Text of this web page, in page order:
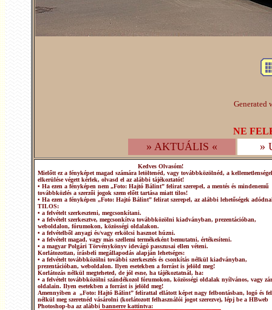
Generated
NE
» AKTUÁLIS « »
Kedves Olvasóm!
Mielőtt ez a fényképet magad számára letöltenéd, vagy továbbközölnéd, a
elkerülése végett kérlek, olvasd el az alábbi tájékoztatót!
• Ha ezen a fényképen nem „Foto: Hajtó Bálint” felirat szerepel, a mentés és mindenemű
továbbközlés a szerzői jogok szem előtt tartása miatt tilos!
• Ha ezen a fényképen „Foto: Hajtó Bálint” felirat szerepel, az alábbi lehetőségek
TILOS:
• a felvételt szerkeszteni, megcsonkítani.
• a felvételt szerkesztve, megcsonkítva továbbközölni kiadványban, prezentációban,
weboldalon, fórumokon, közösségi oldalakon.
• a felvételből anyagi és/vagy erkölcsi hasznot húzni.
• a felvételt magad, vagy más szellemi termékeként bemutatni, értékesíteni.
• a magyar Polgári Törvénykönyv idevágó passzusai ellen véteni.
Korlátozottan, írásbeli megállapodás alapján lehetséges:
• a felvételt továbbközölni további szerkesztés és csonkítás nélkül kiadványban,
prezentációban, weboldalon. Ilyen esetekben a forrást is jelöld meg!
Korlátozás nélkül megteheted, de jól esne, ha tájékoztatnál, ha:
• a felvételt továbbközölni szándékozol fórumokon, közösségi oldalak nyílvános, vagy
oldalain. Ilyen esetekben a forrást is jelöld meg!
Amennyiben a „Foto: Hajtó Bálint” felirattal ellátott képet nagy felbontásban, logó és
nélkül meg szeretnéd vásárolni (korlátozott felhasználói jogot szerezve), lépj be a HBweb
Photoshop-ba az alábbi bannerre kattintva: